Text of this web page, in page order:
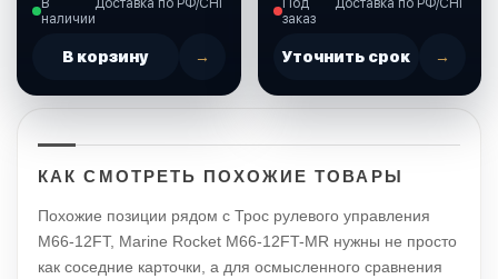
В
наличии
Доставка по РФ/СНГ
В корзину →
Под
заказ
Доставка по РФ/СНГ
Уточнить срок →
КАК СМОТРЕТЬ ПОХОЖИЕ ТОВАРЫ
Похожие позиции рядом с Трос рулевого управления
M66-12FT, Marine Rocket M66-12FT-MR нужны не просто
как соседние карточки, а для осмысленного сравнения